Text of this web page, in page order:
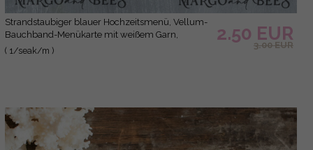
Strandstaubiger blauer Hochzeitsmenü, Vellum-
Bauchband-Menükarte mit weißem Garn,
luxuriöse Hochzeitsmenükarten, einzigartiges
( 1/seak/m )
2.50 EUR
3.00 EUR